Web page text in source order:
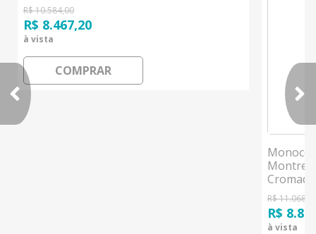
R$ 10.584,00
R$ 8.467,20
à vista
COMPRAR
R$
R$
à vista